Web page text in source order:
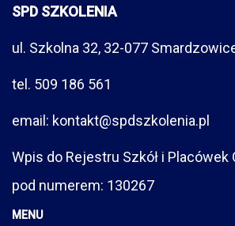
SPD SZKOLENIA
ul. Szkolna 32, 32-077
tel. 509 186 561
email: kontakt@spdszkolenia.pl
Wpis do Rejestru Szkół i Placówek
pod numerem: 130267
MENU